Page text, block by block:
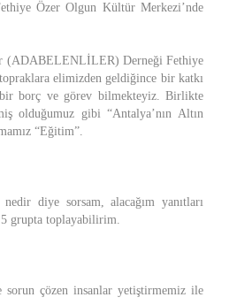
Özer Olgun Kültür Merkezi’nde
(ADABELENLİLER) Derneği Fethiye
elimizden geldiğince bir katkı
bir borç ve görev bilmekteyiz. Birlikte
olduğumuz gibi “Antalya’nın Altın
“Eğitim”.
diye sorsam, alacağım yanıtları
5 grupta toplayabilirim.
sorun çözen insanlar yetiştirmemiz ile